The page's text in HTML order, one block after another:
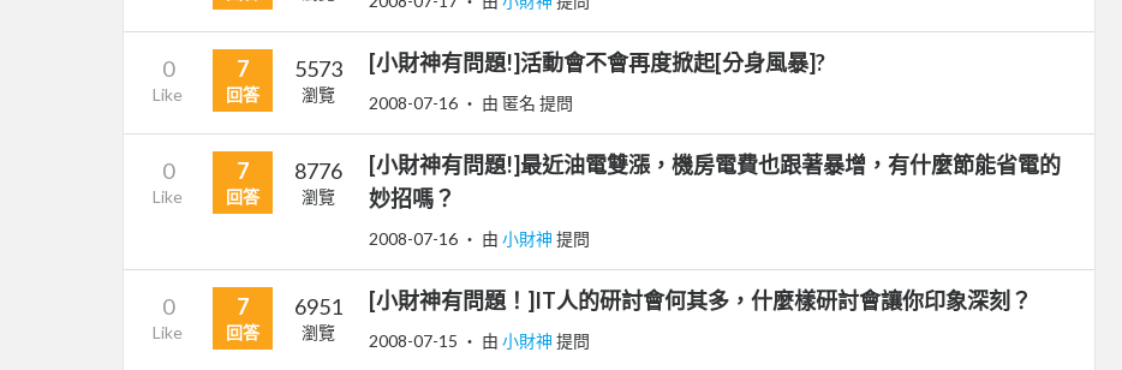
0
Like
7
回答
5573
瀏覽
[小財神有問題!]活動會不會再度掀起[分身風暴]?
2008-07-16 ‧ 由 匿名 提問
0
Like
7
回答
8776
瀏覽
[小財神有問題!]最近油電雙漲，機房電費也跟著暴增，有什麼節能省電的
妙招嗎？
2008-07-16 ‧ 由 小財神 提問
0
Like
7
回答
6951
瀏覽
[小財神有問題！]IT人的研討會何其多，什麼樣研討會讓你印象深刻？
2008-07-15 ‧ 由 小財神 提問